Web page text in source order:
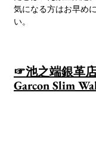
気になる方はお早め
い。
☞池之端銀革
Garcon Slim